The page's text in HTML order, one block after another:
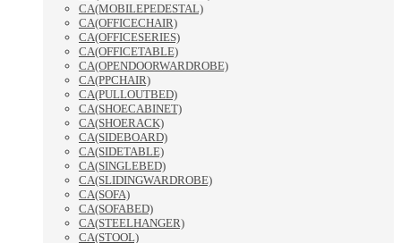
CA(MOBILEPEDESTAL)
CA(OFFICECHAIR)
CA(OFFICESERIES)
CA(OFFICETABLE)
CA(OPENDOORWARDROBE)
CA(PPCHAIR)
CA(PULLOUTBED)
CA(SHOECABINET)
CA(SHOERACK)
CA(SIDEBOARD)
CA(SIDETABLE)
CA(SINGLEBED)
CA(SLIDINGWARDROBE)
CA(SOFA)
CA(SOFABED)
CA(STEELHANGER)
CA(STOOL)